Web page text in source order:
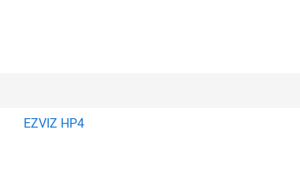
EZVIZ HP4